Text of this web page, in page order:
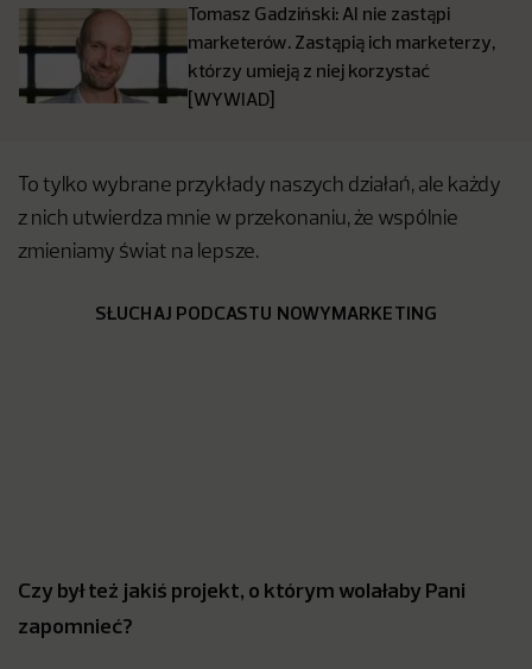
Tomasz Gadziński: AI nie zastąpi
marketerów. Zastąpią ich marketerzy,
którzy umieją z niej korzystać
[WYWIAD]
To tylko wybrane przykłady naszych działań, ale każdy
z nich utwierdza mnie w przekonaniu, że wspólnie
zmieniamy świat na lepsze.
SŁUCHAJ PODCASTU NOWYMARKETING
Czy był też jakiś projekt, o którym wolałaby Pani
zapomnieć?